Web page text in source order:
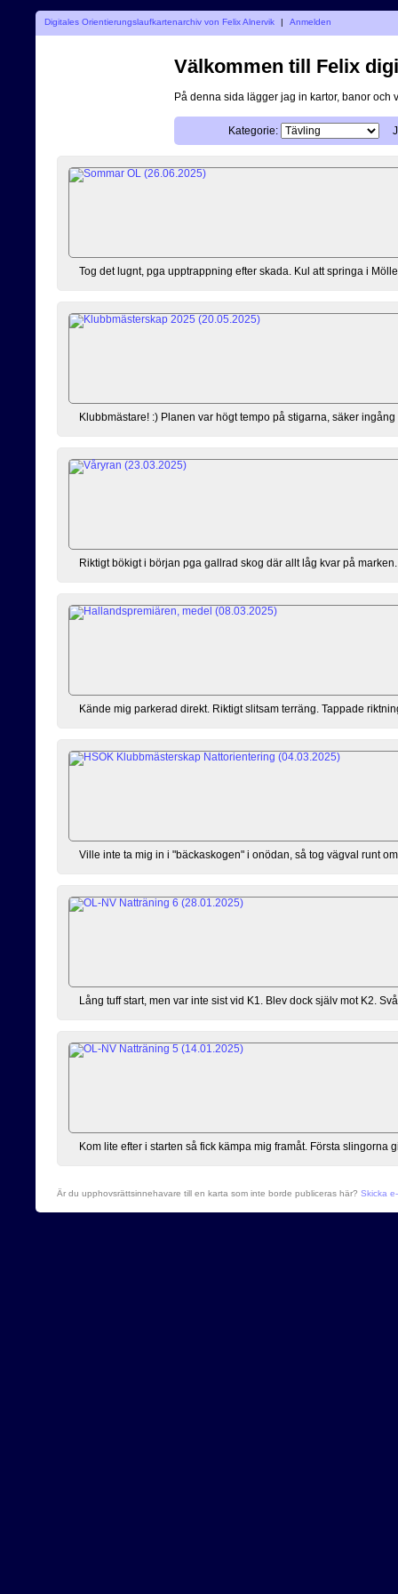
Digitales Orientierungslaufkartenarchiv von Felix Alnervik | Anmelden
Välkommen till Felix
På denna sida lägger jag in kartor, banor
Kategorie:
Tog det lugnt, pga upptrappning efter skada. Kul att springa i
Klubbmästare! :) Planen var högt tempo på stigarna, säker
Riktigt bökigt i början pga gallrad skog där allt låg kvar på
Kände mig parkerad direkt. Riktigt slitsam terräng. Tappade
Ville inte ta mig in i "bäckaskogen" i onödan, så tog vägval runt
Lång tuff start, men var inte sist vid K1. Blev dock själv mot K2.
Kom lite efter i starten så fick kämpa mig framåt. Första slingorna
Är du upphovsrättsinnehavare till en karta som inte borde publiceras här? Skicka